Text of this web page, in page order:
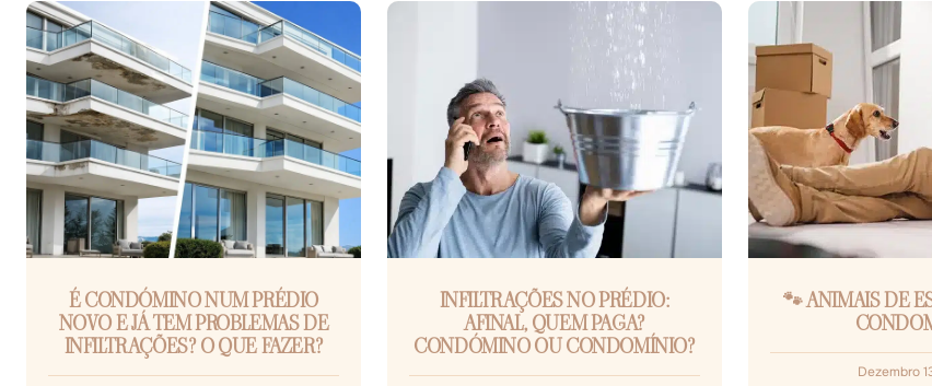
É CONDÓMINO NUM PRÉDIO
NOVO E JÁ TEM PROBLEMAS DE
INFILTRAÇÕES? O QUE FAZER?
INFILTRAÇÕES NO PRÉDIO:
AFINAL, QUEM PAGA?
CONDÓMINO OU CONDOMÍNIO?
🐾 ANIMAIS DE
Dezembro